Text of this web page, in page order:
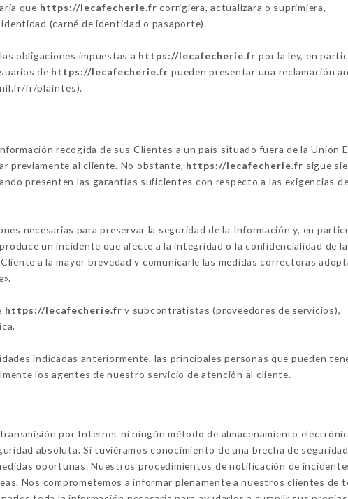
que https://lecafecherie.fr corrigiera, actualizara o suprimiera,
(carné de identidad o pasaporte).
obligaciones impuestas a https://lecafecherie.fr por la ley, en
de https://lecafecherie.fr pueden presentar una reclamación
fr/plaintes).
recogida de sus Clientes a un país situado fuera de la Unión
previamente al cliente. No obstante, https://lecafecherie.fr sigue
presenten las garantías suficientes con respecto a las exigencias
necesarias para preservar la seguridad de la Información y, en
un incidente que afecte a la integridad o la confidencialidad de la
a la mayor brevedad y comunicarle las medidas correctoras
https://lecafecherie.fr y subcontratistas (proveedores de servicios),
indicadas anteriormente, las principales personas que pueden
los agentes de nuestro servicio de atención al cliente.
por Internet ni ningún método de almacenamiento
absoluta. Si tuviéramos conocimiento de una brecha de
oportunas. Nuestros procedimientos de notificación de
Nos comprometemos a informar plenamente a nuestros clientes de